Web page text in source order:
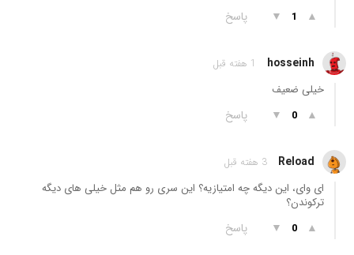
▲
1
▼ پاسخ
hosseinh 1 هفته قبل
خیلی ضعیف
▲
0
▼ پاسخ
Reload 3 هفته قبل
ای وای، این دیگه چه امتیازیه؟ این سری رو هم مثل خیلی های دیگه
ترکوندن؟
▲
0
▼ پاسخ